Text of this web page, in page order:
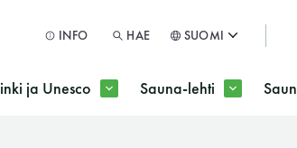
INFO HAE SUOMI
ja Unesco Sauna-lehti